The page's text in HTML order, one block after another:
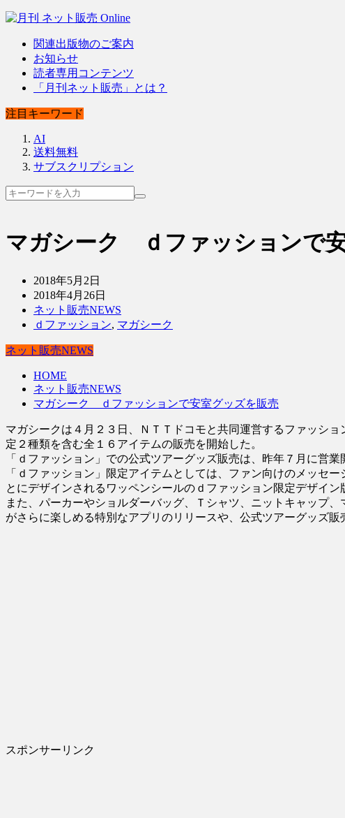
関連出版物のご案内
お知らせ
読者専用コンテンツ
「月刊ネット販売」とは？
注目キーワード
AI
送料無料
サブスクリプション
マガシーク ｄファッションで
2018年5月2日
2018年4月26日
ネット販売NEWS
ｄファッション, マガシーク
ネット販売NEWS
HOME
ネット販売NEWS
マガシーク ｄファッションで安室グッズを販売
マガシークは４月２３日、ＮＴＴドコモと共同運営するファッシ
定２種類を含む全１６アイテムの販売を開始した。
「ｄファッション」での公式ツアーグッズ販売は、昨年７月に営
「ｄファッション」限定アイテムとしては、ファン向けのメッセ
とにデザインされるワッペンシールのｄファッション限定デザイン
また、パーカーやショルダーバッグ、Ｔシャツ、ニットキャップ
がさらに楽しめる特別なアプリのリリースや、公式ツアーグッズ
スポンサーリンク